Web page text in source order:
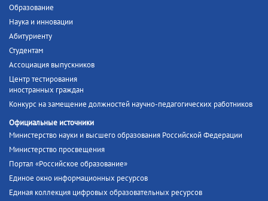
Образование
Наука и инновации
Абитуриенту
Студентам
Ассоциация выпускников
Центр тестирования
иностранных граждан
Конкурс на замещение должностей научно-педагогических работников
Официальные источники
Министерство науки и высшего образования Российской Федерации
Министерство просвещения
Портал «Российское образование»
Единое окно информационных ресурсов
Единая коллекция цифровых образовательных ресурсов